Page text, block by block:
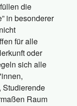
die
in besonderer
für alle
oder
sich alle
Studierende
Raum